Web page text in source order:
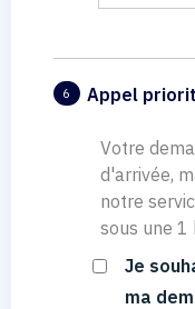
6 Appel
Votre
d'arrivée,
notre
sous une 1
Je
ma